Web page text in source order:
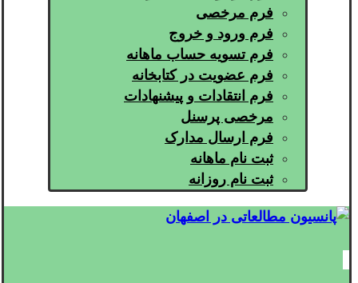
فرم مرخصی
فرم ورود و خروج
فرم تسویه حساب ماهانه
فرم عضویت در کتابخانه
فرم انتقادات و پیشنهادات
مرخصی پرسنل
فرم ارسال مدارک
ثبت نام ماهانه
ثبت نام روزانه